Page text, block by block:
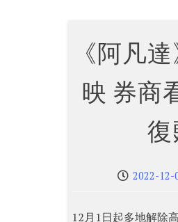
《阿凡
映 券商
復
2022-12-
12月1日起多地解除